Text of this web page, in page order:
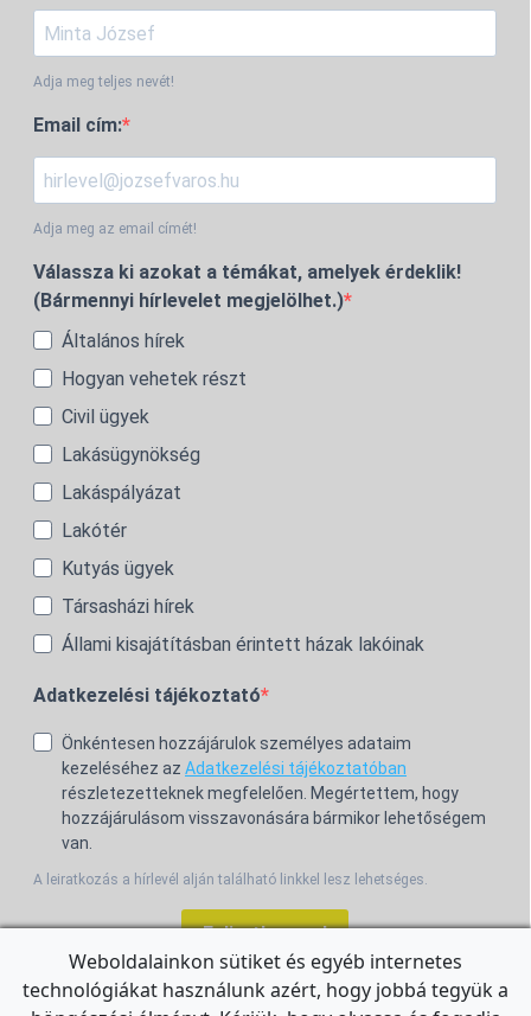
Adja meg teljes nevét!
Email cím:
Adja meg az email címét!
Válassza ki azokat a témákat, amelyek érdeklik!
(Bármennyi hírlevelet megjelölhet.)
Általános hírek
Hogyan vehetek részt
Civil ügyek
Lakásügynökség
Lakáspályázat
Lakótér
Kutyás ügyek
Társasházi hírek
Állami kisajátításban érintett házak lakóinak
Adatkezelési tájékoztató
Önkéntesen hozzájárulok személyes adataim
kezeléséhez az Adatkezelési tájékoztatóban
részletezetteknek megfelelően. Megértettem, hogy
hozzájárulásom visszavonására bármikor lehetőségem
van.
A leiratkozás a hírlevél alján található linkkel lesz lehetséges.
Feliratkozom!
Weboldalainkon sütiket és egyéb internetes
technológiákat használunk azért, hogy jobbá tegyük a